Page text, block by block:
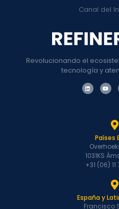
Revolucionando el
tecnología y
Canal del
Países
1031KS
+31 (06)
España y
Francisco